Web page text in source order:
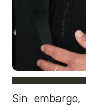
Sin embargo,